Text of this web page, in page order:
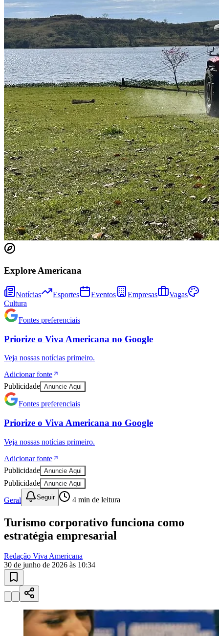
Goiás
Mirassol
Explore Americana
Notícias Esportes Eventos Empresas
Vagas
Cultura
Fontes preferenciais
Priorize o Viva Americana no Google
Veja nossas notícias primeiro.
Adicionar fonte
Publicidade Anuncie Aqui
Fontes preferenciais
Priorize o Viva Americana no Google
Veja nossas notícias primeiro.
Adicionar fonte
Publicidade Anuncie Aqui
Publicidade Anuncie Aqui
Geral Seguir 4 min de leitura
Turismo corporativo funciona como
estratégia empresarial
Redação Viva Americana
30 de junho de 2026 às 10:34